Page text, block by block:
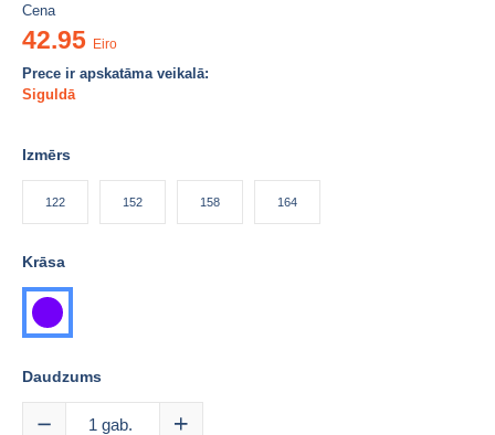
Cena
42.95 Eiro
Prece ir apskatāma veikalā:
Siguldā
Izmērs
122 152 158 164
Krāsa
violeta
Daudzums
1 gab.